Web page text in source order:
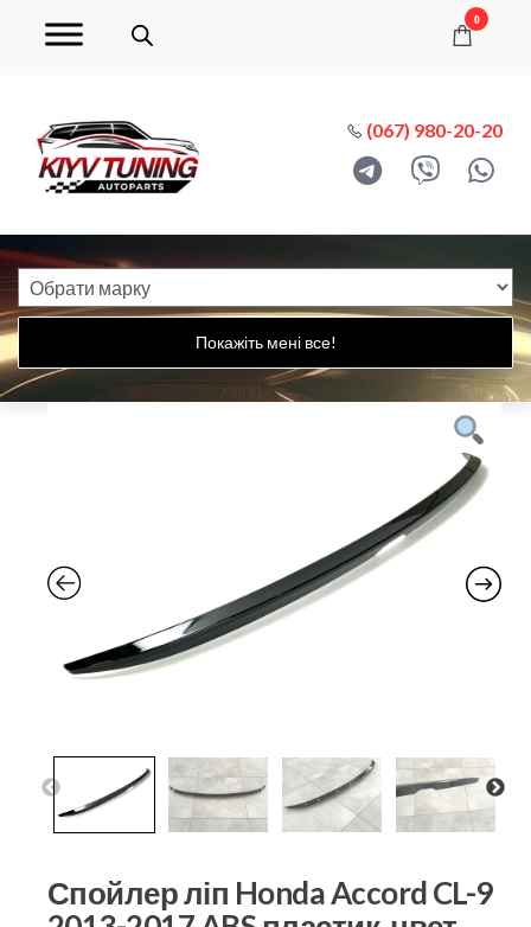
0
(067) 980-20-20
Покажіть мені все!
Спойлер ліп Honda Accord CL-9